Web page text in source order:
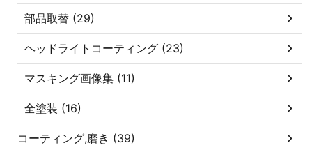
部品取替 (29)
ヘッドライトコーティング (23)
マスキング画像集 (11)
全塗装 (16)
コーティング,磨き (39)